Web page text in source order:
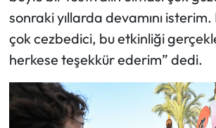
sonraki yıllarda devamını
çok cezbedici, bu etkinliği
herkese teşekkür ederim” dedi.